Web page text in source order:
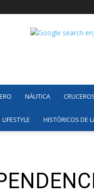
NÁUTICA
LIFESTYLE HISTÓRICOS DE